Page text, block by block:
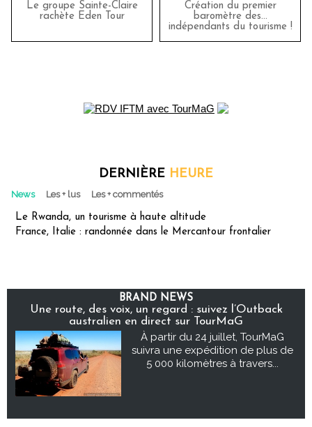
Le groupe Sainte-Claire
rachète Eden Tour
Création du premier
baromètre des…
indépendants du tourisme !
DERNIÈRE HEURE
News Les + lus Les + commentés
Le Rwanda, un tourisme à haute altitude
France, Italie : randonnée dans le Mercantour frontalier
BRAND NEWS
Une route, des voix, un regard : suivez l’Outback
australien en direct sur TourMaG
À partir du 24 juillet, TourMaG
suivra une expédition de plus de
5 000 kilomètres à travers...